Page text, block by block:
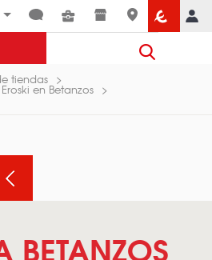
tiendas
Eroski en Betanzos
BETANZOS